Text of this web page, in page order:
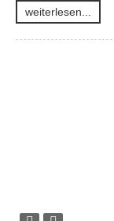
weiterlesen...